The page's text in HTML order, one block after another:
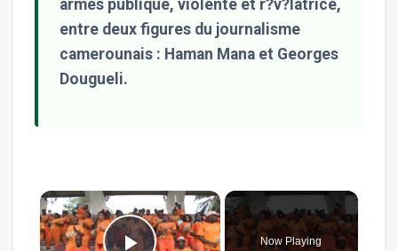
armes publique, violente et r?v?latrice,
entre deux figures du journalisme
camerounais : Haman Mana et Georges
Dougueli.
×
Now Playing